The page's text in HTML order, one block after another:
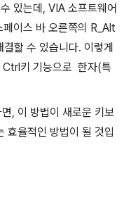
있는데, VIA 소프트웨어
이스 바 오른쪽의 R_Alt
할 수 있습니다. 이렇게
Ctrl키 기능으로 한자(특
, 이 방법이 새로운 키보
효율적인 방법이 될 것입